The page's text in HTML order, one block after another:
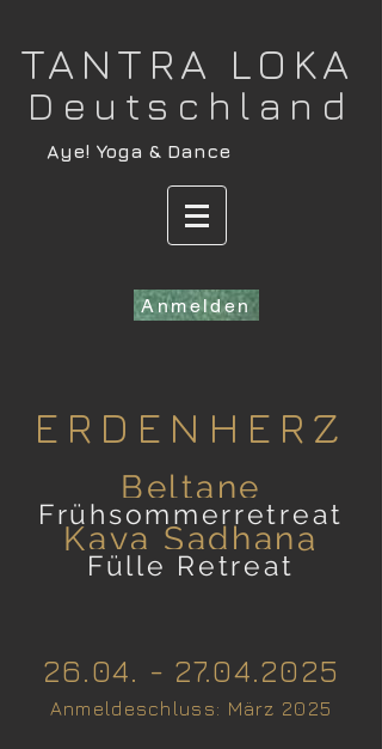
​TANTRA LOKA
Deutschland
​Aye! Yoga & Dance
Anmelden
ERDENHERZ
Beltane
Frühsommerretreat
Kaya Sadhana
Fülle Retreat
26.04. - 27.04.2025
Anmeldeschlus s: März 2025